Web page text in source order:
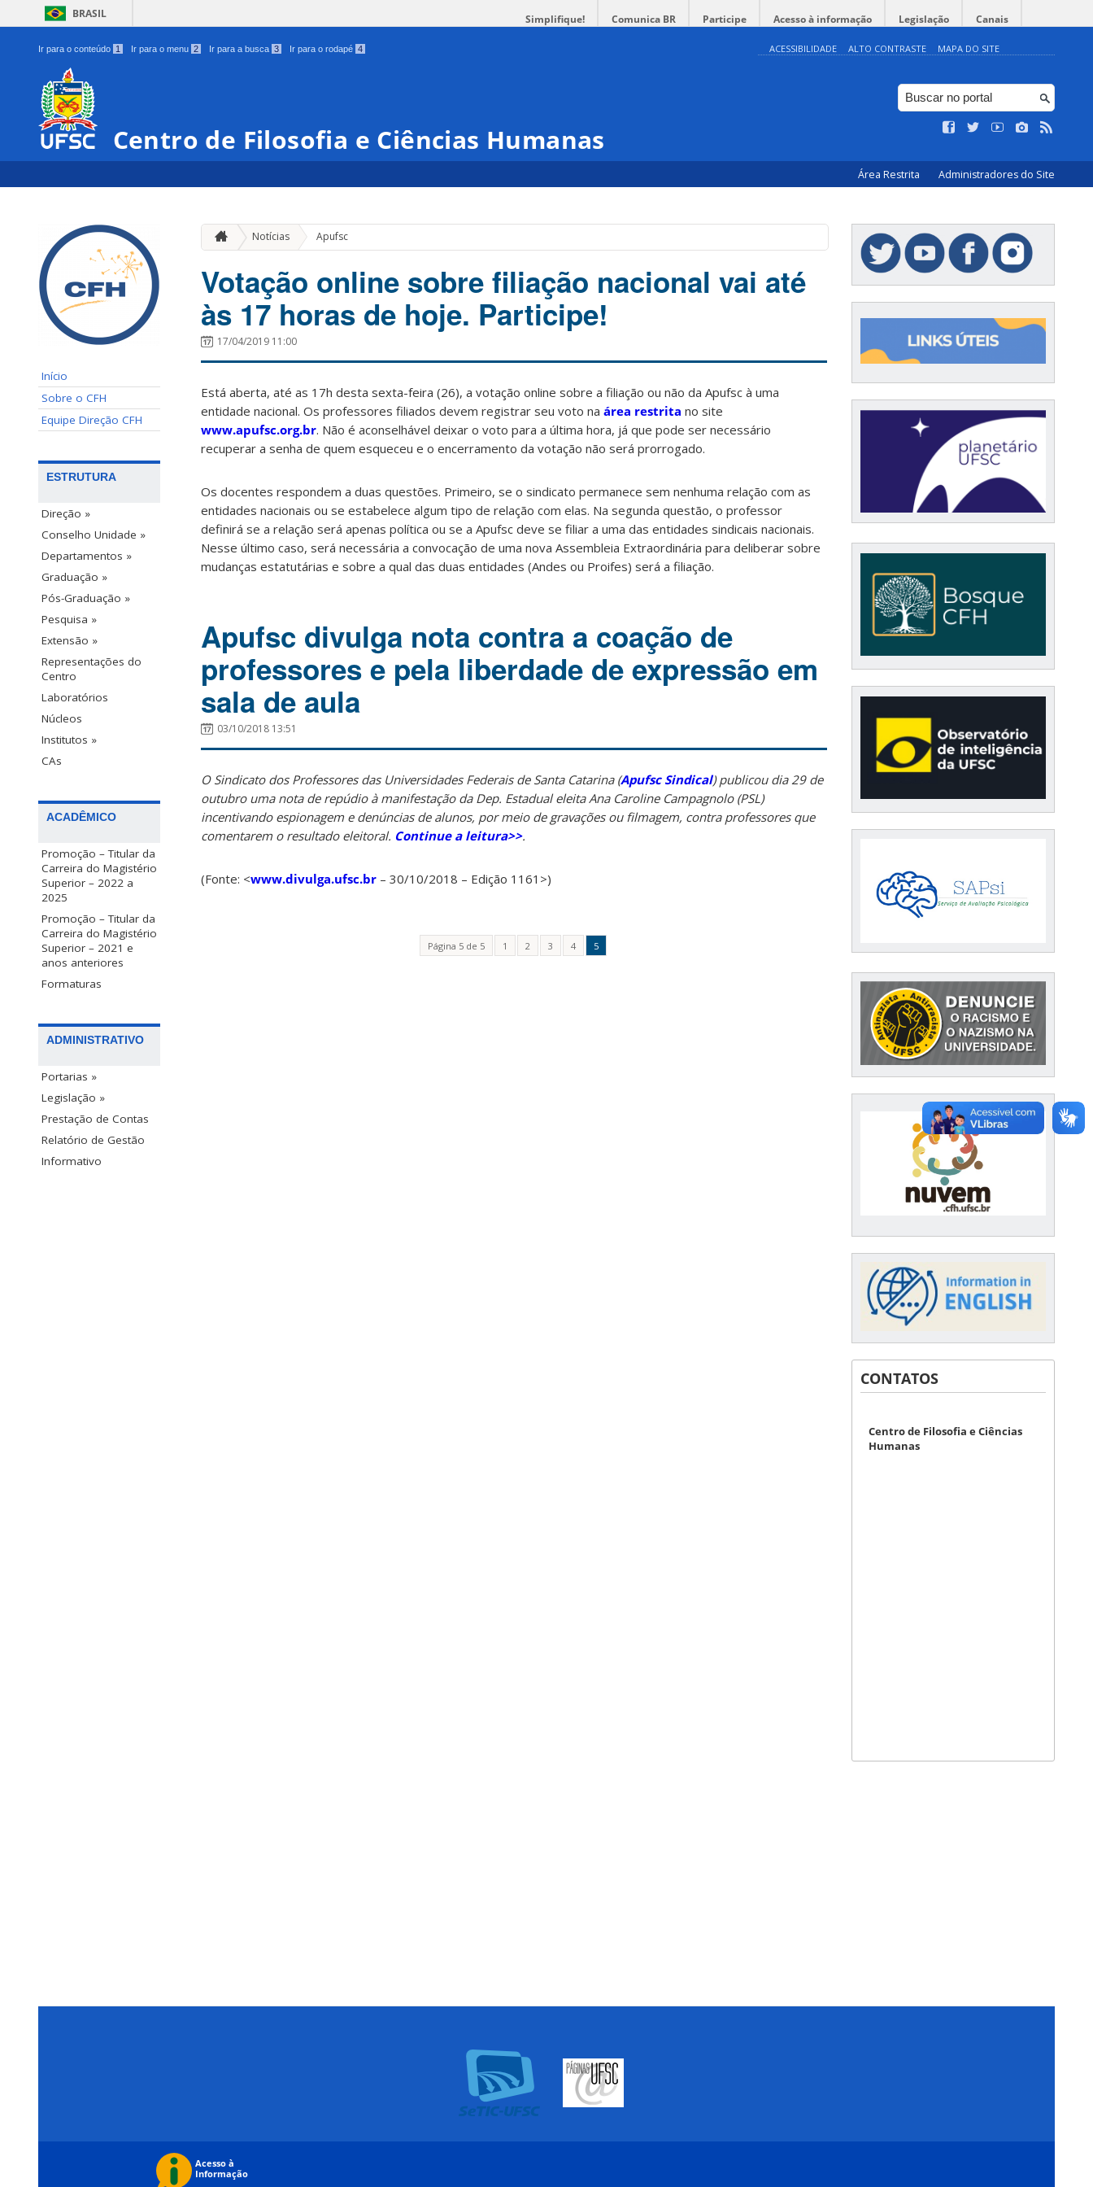
BRASIL Simplifique! Comunica BR Participe Acesso à informação Legislação Canais
Ir para o conteúdo 1 Ir para o menu 2 Ir para a busca 3 Ir para o rodapé 4 ACESSIBILIDADE ALTO CONTRASTE MAPA DO SITE
Centro de Filosofia e Ciências Humanas
Área Restrita Administradores do Site
Início
Sobre o CFH
Equipe Direção CFH
ESTRUTURA
Direção »
Conselho Unidade »
Departamentos »
Graduação »
Pós-Graduação »
Pesquisa »
Extensão »
Representações do
Centro
Laboratórios
Núcleos
Institutos »
CAs
ACADÊMICO
Promoção – Titular da
Carreira do Magistério
Superior – 2022 a
2025
Promoção – Titular da
Carreira do Magistério
Superior – 2021 e
anos anteriores
Formaturas
ADMINISTRATIVO
Portarias »
Legislação »
Prestação de Contas
Relatório de Gestão
Informativo
Notícias Apufsc
Votação online sobre filiação nacional vai até
às 17 horas de hoje. Participe!
17/04/2019 11:00
Está aberta, até as 17h desta sexta-feira (26), a votação online sobre a filiação ou não da Apufsc à uma
entidade nacional. Os professores filiados devem registrar seu voto na área restrita no site
www.apufsc.org.br. Não é aconselhável deixar o voto para a última hora, já que pode ser necessário
recuperar a senha de quem esqueceu e o encerramento da votação não será prorrogado.
Os docentes respondem a duas questões. Primeiro, se o sindicato permanece sem nenhuma relação com as
entidades nacionais ou se estabelece algum tipo de relação com elas. Na segunda questão, o professor
definirá se a relação será apenas política ou se a Apufsc deve se filiar a uma das entidades sindicais nacionais.
Nesse último caso, será necessária a convocação de uma nova Assembleia Extraordinária para deliberar sobre
mudanças estatutárias e sobre a qual das duas entidades (Andes ou Proifes) será a filiação.
Apufsc divulga nota contra a coação de
professores e pela liberdade de expressão em
sala de aula
03/10/2018 13:51
O Sindicato dos Professores das Universidades Federais de Santa Catarina (Apufsc Sindical) publicou dia 29 de
outubro uma nota de repúdio à manifestação da Dep. Estadual eleita Ana Caroline Campagnolo (PSL)
incentivando espionagem e denúncias de alunos, por meio de gravações ou filmagem, contra professores que
comentarem o resultado eleitoral. Continue a leitura>>.
(Fonte: <www.divulga.ufsc.br – 30/10/2018 – Edição 1161>)
Página 5 de 5 1 2 3 4 5
CONTATOS
Centro de Filosofia e Ciências
Humanas